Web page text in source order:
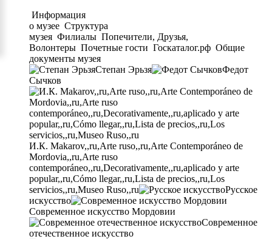
Информация
о музее Структура
музея Филиалы Попечители, Друзья,
Волонтеры Почетные гости Госкаталог.рф Общие
документы музея
Степан Эрьзя
Федот
Сычков
И.К. Makarov,,ru,Arte ruso,,ru,Arte Contemporáneo de
Mordovia,,ru,Arte ruso
contemporáneo,,ru,Decorativamente,,ru,aplicado y arte
popular,,ru,Cómo llegar,,ru,Lista de precios,,ru,Los
servicios,,ru,Museo Ruso,,ru
Русское
искусство
Современное искусство Мордовии
Современное
отечественное искусство